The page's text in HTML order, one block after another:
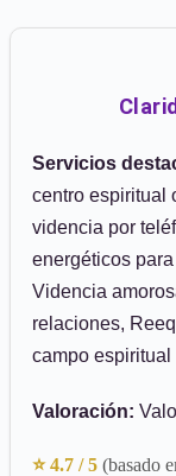
Servicios
centro espiritual
videncia por
energéticos
Videncia
relaciones,
campo espiritual
Valoración:
⭐ 4.7 / 5 (basado